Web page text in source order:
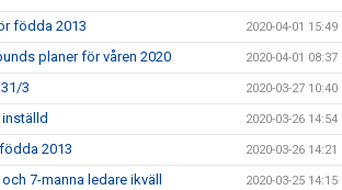
födda 2013 2020-04-01 15:49
planer för våren 2020 2020-04-01 08:37
3 2020-03-27 10:40
2020-03-26 14:54
2013 2020-03-26 14:21
7-manna ledare ikväll 2020-03-25 14:15